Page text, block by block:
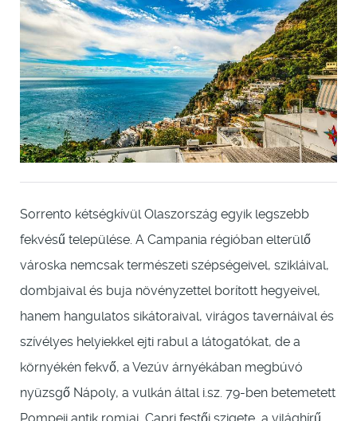
Sorrento kétségkívül Olaszország egyik legszebb
fekvésű települése. A Campania régióban elterülő
városka nemcsak természeti szépségeivel, szikláival,
dombjaival és buja növényzettel borított hegyeivel,
hanem hangulatos sikátoraival, virágos tavernáival és
szívélyes helyiekkel ejti rabul a látogatókat, de a
környékén fekvő, a Vezúv árnyékában megbúvó
nyüzsgő Nápoly, a vulkán által i.sz. 79-ben betemetett